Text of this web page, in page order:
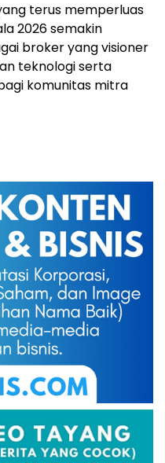
terus memperluas
2026 semakin
broker yang visioner
teknologi serta
komunitas mitra